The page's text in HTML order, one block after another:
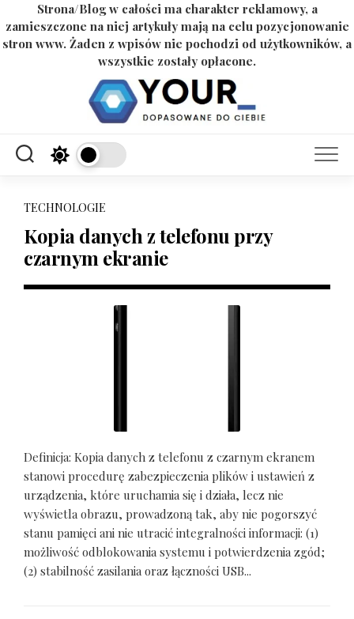
Strona/Blog w całości ma charakter reklamowy, a
zamieszczone na niej artykuły mają na celu pozycjonowanie
stron www. Żaden z wpisów nie pochodzi od użytkowników, a
wszystkie zostały opłacone.
TECHNOLOGIE
Kopia danych z telefonu przy
czarnym ekranie
Definicja: Kopia danych z telefonu z czarnym ekranem
stanowi procedurę zabezpieczenia plików i ustawień z
urządzenia, które uruchamia się i działa, lecz nie
wyświetla obrazu, prowadzoną tak, aby nie pogorszyć
stanu pamięci ani nie utracić integralności informacji: (1)
możliwość odblokowania systemu i potwierdzenia zgód;
(2) stabilność zasilania oraz łączności USB...